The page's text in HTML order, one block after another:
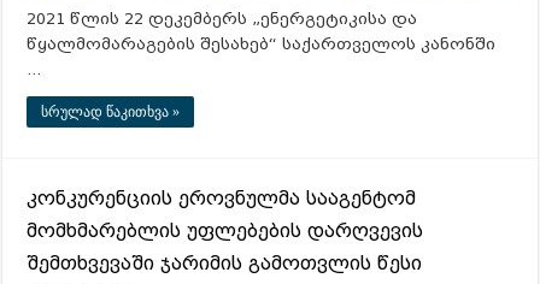
2021 წლის 22 დეკემბერს „ენერგეტიკისა და
წყალმომარაგების შესახებ“ საქართველოს კანონში
…
სრულად წაკითხვა »
კონკურენციის ეროვნულმა სააგენტომ
მომხმარებლის უფლებების დარღვევის
შემთხვევაში ჯარიმის გამოთვლის წესი